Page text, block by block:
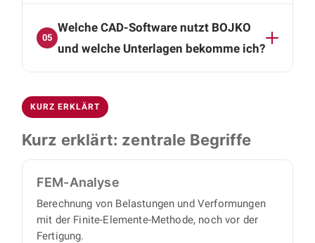
komplettem Projektmanagement.
Varianten bis zur Modernisierung bestehender
Anlagen (Retrofit) begleiten wir Sie, ergänzt um
05
Welche CAD-Software nutzt BOJKO
und welche Unterlagen bekomme ich?
Inventor. Als Ergebnis erhalten Sie vollständige
3D-CAD-Daten, Baugruppen- und
Montagezeichnungen, Einzelteilzeichnungen
und strukturierte Stücklisten für Beschaffung
KURZ ERKLÄRT
Kurz erklärt: zentrale Begriffe
FEM-Analyse
Berechnung von Belastungen und Verformungen
mit der Finite-Elemente-Methode, noch vor der
Fertigung.